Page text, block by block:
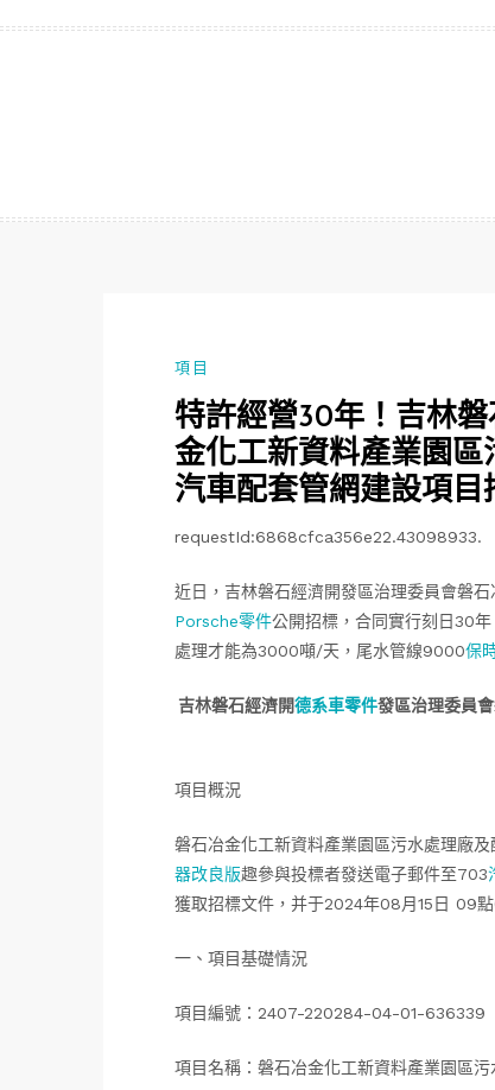
項目
特許經營30年！吉林
金化工新資料產業園
汽車配套管網建設項目
requestId:6868cfca356e22.43098933.
近日，吉林磐石經濟開發區治理委員會磐
Porsche零件公開招標，合同實行刻日30
處理才能為3000噸/天，尾水管線9000保
吉林磐石經濟開德系車零件發區治理委員
項目概況
磐石冶金化工新資料產業園區污水處理廠
器改良版趣參與投標者發送電子郵件至703
獲取招標文件，并于2024年08月15日 09
一、項目基礎情況
項目編號：2407-220284-04-01-636339
項目名稱：磐石冶金化工新資料產業園區